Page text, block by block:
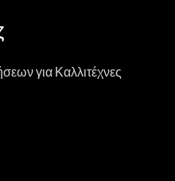
για Καλλιτέχνες